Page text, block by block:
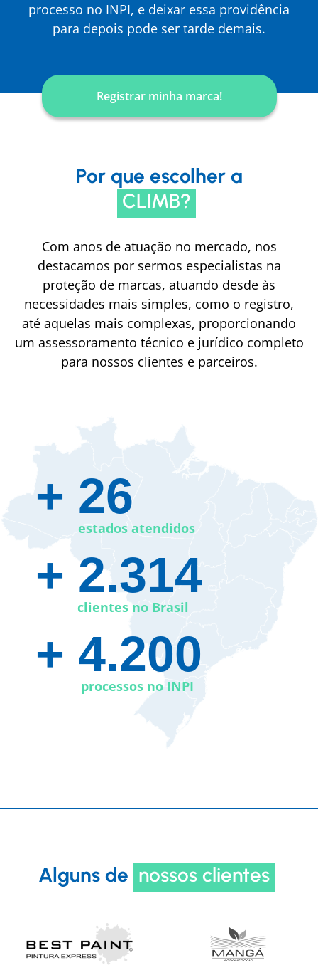
processo no INPI, e deixar essa providência
para depois pode ser tarde demais.
Registrar minha marca!
Por que escolher a
CLIMB?
Com anos de atuação no mercado, nos
destacamos por sermos especialistas na
proteção de marcas, atuando desde às
necessidades mais simples, como o registro,
até aquelas mais complexas, proporcionando
um assessoramento técnico e jurídico completo
para nossos clientes e parceiros.
+ 26​
estados atendidos
+ 2.314
clientes no Brasil
+ 4.200
processos no INPI
Alguns de nossos clientes